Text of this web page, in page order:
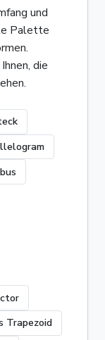
und
Palette
die
Trapezoid